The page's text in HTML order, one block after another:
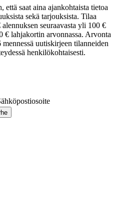
että saat aina ajankohtaista tietoa
sekä tarjouksista. Tilaa
seuraavasta yli 100 €
€ lahjakortin arvonnassa. Arvonta
uutiskirjeen tilanneiden
henkilökohtaisesti.